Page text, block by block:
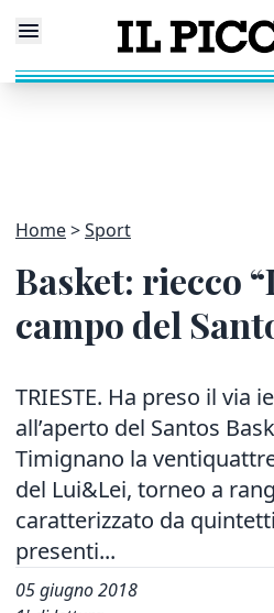
Home Sport
Basket: riecco
campo del
TRIESTE. Ha preso il via
all’aperto del Santos
Timignano la
del Lui&Lei, torneo a
caratterizzato da
presenti...
05 giugno 2018